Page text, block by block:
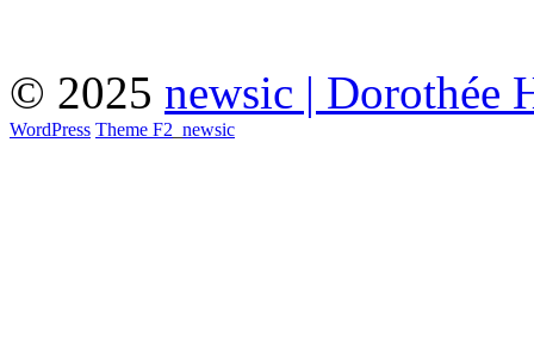
© 2025 newsic | Dorothée
WordPress Theme F2 newsic